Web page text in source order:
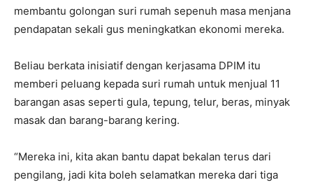
membantu golongan suri rumah sepenuh masa menjana
pendapatan sekali gus meningkatkan ekonomi mereka.
Beliau berkata inisiatif dengan kerjasama DPIM itu
memberi peluang kepada suri rumah untuk menjual 11
barangan asas seperti gula, tepung, telur, beras, minyak
masak dan barang-barang kering.
“Mereka ini, kita akan bantu dapat bekalan terus dari
pengilang, jadi kita boleh selamatkan mereka dari tiga